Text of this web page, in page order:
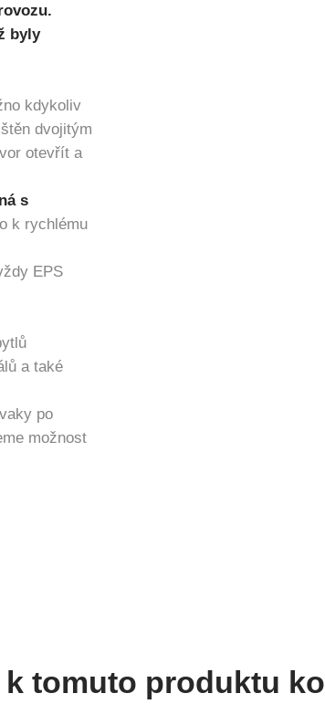
byly
kdykoliv
dvojitým
otevřít a
s
k rychlému
EPS
a také
po
možnost
k tomuto produktu